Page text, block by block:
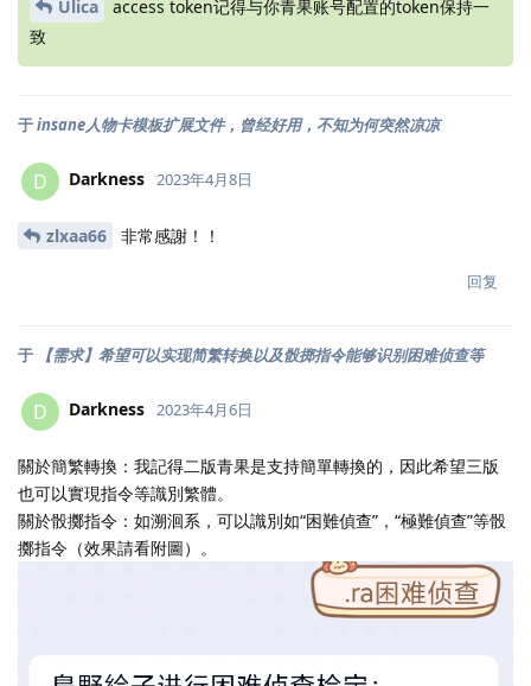
Ulica
access token记得与你青果账号配置的token保持一
致
于insane人物卡模板扩展文件，曾经好用，不知为何突然凉凉
D Darkness 2023年4月8日
zlxaa66 非常感謝！！
回复
于 【需求】希望可以实现简繁转换以及骰掷指令能够识别困难侦查等
D Darkness 2023年4月6日
關於簡繁轉換：我記得二版青果是支持簡單轉換的，因此希望三版
也可以實現指令等識別繁體。
關於骰擲指令：如溯洄系，可以識別如“困難偵查”，“極難偵查”等骰
擲指令（效果請看附圖）。